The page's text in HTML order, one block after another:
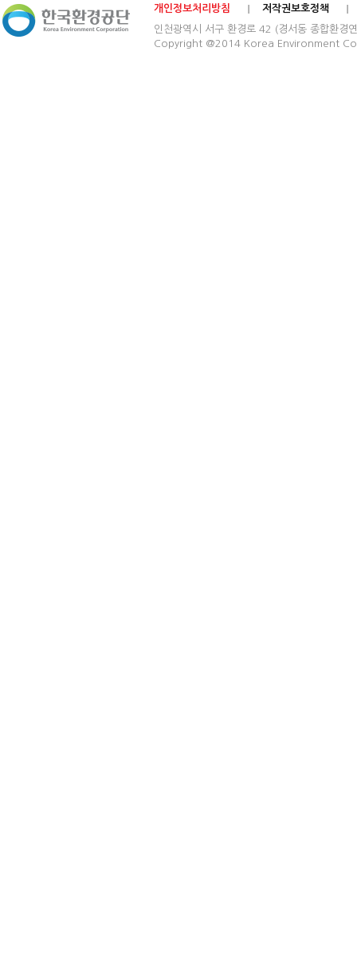
개인정보처리방침
저작권보호정책
인천광역시 서구 환경로 42 (경서동 종합
Copyright @2014 Korea Environment